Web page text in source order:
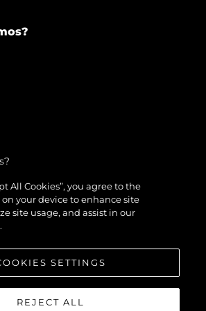
All Cookies”, you agree to the
your device to enhance site
site usage, and assist in our
SETTINGS
REJECT ALL